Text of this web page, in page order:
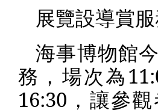
展覽設導賞
海事博物館
務，場次為
16:30 ，讓參